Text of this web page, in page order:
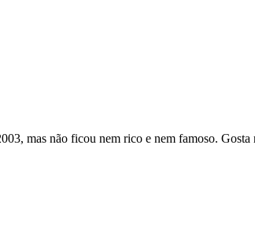
mas não ficou nem rico e nem famoso.